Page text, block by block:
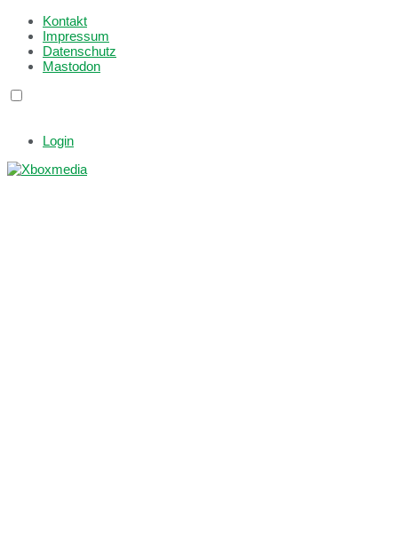
Kontakt
Impressum
Datenschutz
Mastodon
Login